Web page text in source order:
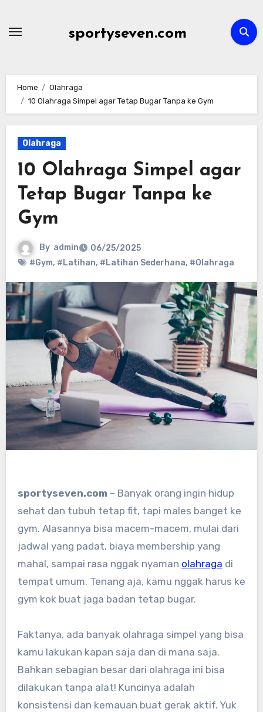
sportyseven.com
Home
Olahraga
10 Olahraga Simpel agar Tetap Bugar Tanpa ke Gym
Olahraga
10 Olahraga Simpel agar
Tetap Bugar Tanpa ke
Gym
By admin
06/25/2025
#Gym, #Latihan, #Latihan Sederhana, #Olahraga
sportyseven.com – Banyak orang ingin hidup
sehat dan tubuh tetap fit, tapi males banget ke
gym. Alasannya bisa macem-macem, mulai dari
jadwal yang padat, biaya membership yang
mahal, sampai rasa nggak nyaman olahraga di
tempat umum. Tenang aja, kamu nggak harus ke
gym kok buat jaga badan tetap bugar.
Faktanya, ada banyak olahraga simpel yang bisa
kamu lakukan kapan saja dan di mana saja.
Bahkan sebagian besar dari olahraga ini bisa
dilakukan tanpa alat! Kuncinya adalah
konsistensi dan kemauan buat gerak aktif. Yuk